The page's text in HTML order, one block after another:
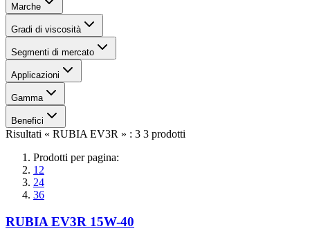
Marche
Gradi di viscosità
Segmenti di mercato
Applicazioni
Gamma
Benefici
Risultati « RUBIA EV3R » : 3 3 prodotti
Prodotti per pagina:
12
24
36
RUBIA EV3R 15W-40